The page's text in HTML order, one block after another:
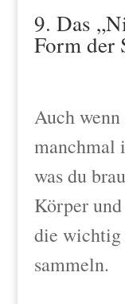
9. Das
Form der
Auch
manchmal
was du
Körper
die wichtig
sammeln.